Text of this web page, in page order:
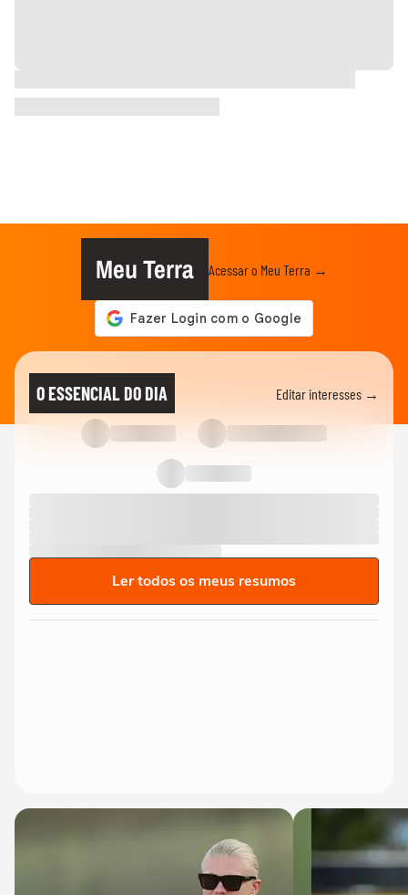
Meu Terra Acessar o Meu Terra →
O ESSENCIAL DO DIA Editar interesses →
Ler todos os meus resumos